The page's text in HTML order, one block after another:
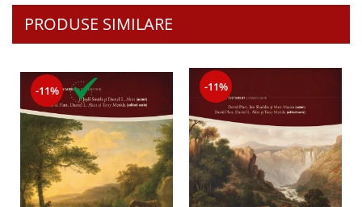
PRODUSE SIMILARE
-11% -11%